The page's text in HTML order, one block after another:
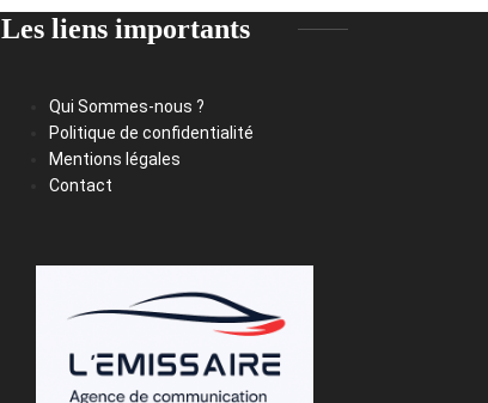
Les liens importants
Qui Sommes-nous ?
Politique de confidentialité
Mentions légales
Contact